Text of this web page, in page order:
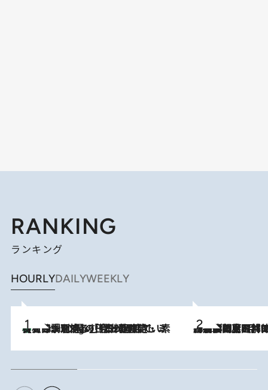
RANKING
ランキング
HOURLYDAILYWEEKLY
2 Hours Ago
【大分・別府】「今一番おいしい食材を調理する」1日2組限定・ミシュラン2ツ星の日本料理店で、素材と四季を愉しむ極上の時間 2026.8.8
「最後に見られてよかった」上野動物園の東園パンダ舎が解体前に特別公開。8月16日まで延長されたパネル展と共に辿る“半世紀”のパンダ飼育《解体工事の図面あり》